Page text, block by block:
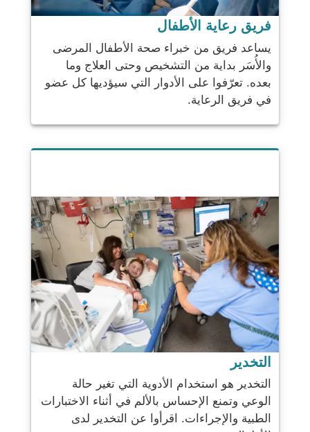
فريق رعاية الأطفال
يساعد فريق من خبراء صحة الأطفال المرضى
والأُسَر بداية من التشخيص وحتى العلاج وما
بعده. تعرّفوا على الأدوار التي سيؤديها كل عضو
في فريق الرعاية.
التخدير
التخدير هو استخدام الأدوية التي تغير حالة
الوعي وتمنع الإحساس بالألم في أثناء الاختبارات
الطبية والإجراءات. اقرأوا عن التخدير لدى